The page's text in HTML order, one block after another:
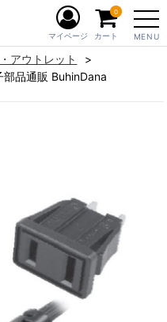
MENU
マイページ カート
0
アウトレット
品通販 BuhinDana